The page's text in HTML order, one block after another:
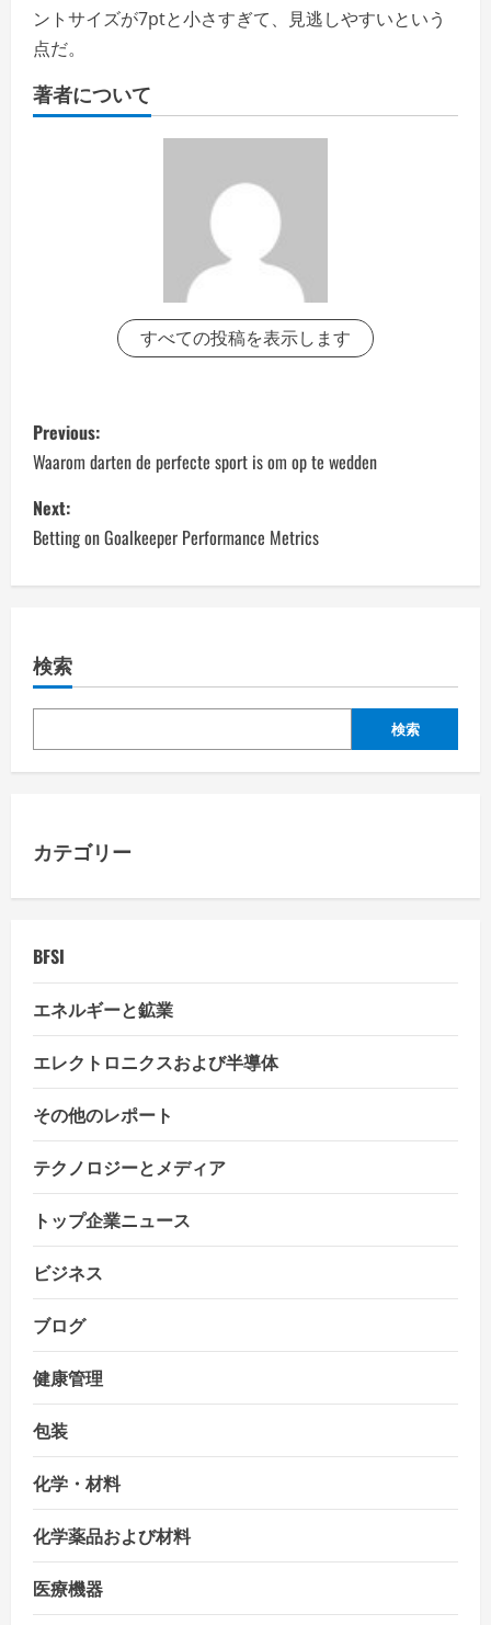
ントサイズが7ptと小さすぎて、見逃しやすいという
点だ。
著者について
すべての投稿を表示します
P
o
s
t
a
v
i
a
o
n
Previous:
Waarom darten de perfecte sport is om op te wedden
Next:
Betting on Goalkeeper Performance Metrics
検索
検索
カテゴリー
BFSI
エネルギーと鉱業
エレクトロニクスおよび半導体
その他のレポート
テクノロジーとメディア
トップ企業ニュース
ビジネス
ブログ
健康管理
包装
化学・材料
化学薬品および材料
医療機器